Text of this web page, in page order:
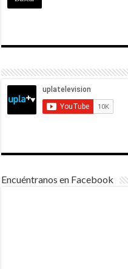
Encuéntranos en Facebook